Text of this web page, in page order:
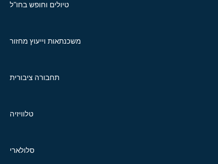
טיולים וחופש בחו"ל
משכנתאות וייעוץ מחזור
תחבורה ציבורית
טלוויזיה
סלולארי